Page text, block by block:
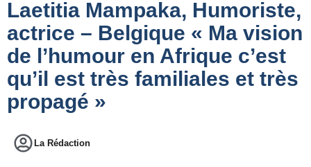
Laetitia Mampaka, Humoriste,
actrice – Belgique « Ma vision
de l’humour en Afrique c’est
qu’il est très familiales et très
propagé »
La Rédaction